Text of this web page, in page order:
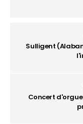
Sulligent
Concert